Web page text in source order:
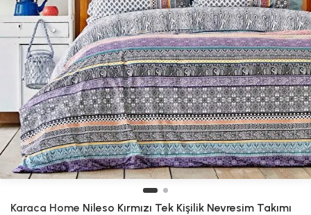
Karaca Home Nileso Kırmızı Tek Kişilik Nevresim Takımı